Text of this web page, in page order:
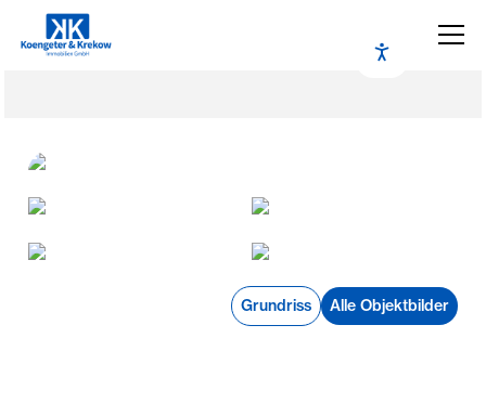
Grundriss Alle Objektbilder